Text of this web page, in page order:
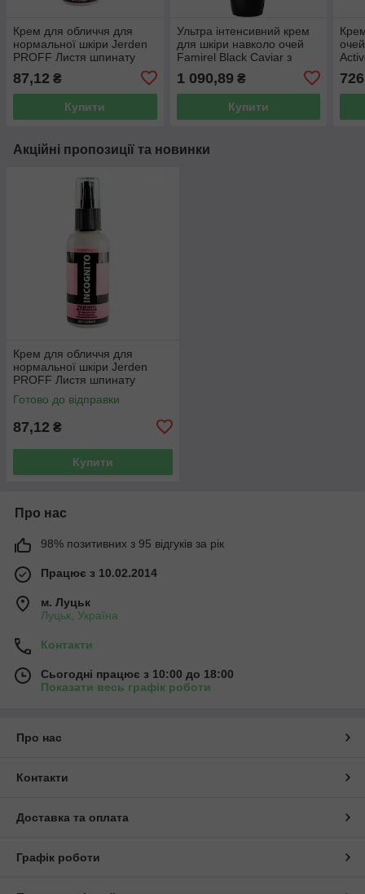
Крем для обличчя для
нормальної шкіри Jerden
PROFF Листя шпинату
87,12 ₴
Купити
Ультра інтенсивний крем
для шкіри навколо очей
Famirel Black Caviar з
екстрактом чорної ікри 40
мл
1 090,89₴
Купити
Акційні пропозиції та новинки
Крем для обличчя для
нормальної шкіри Jerden
PROFF Листя шпинату
Incognito 50 мл
Готово до відправки
87,12 ₴
Купити
Про нас
98% позитивних з 95 відгуків за рік
Працює з 10.02.2014
м. Луцьк
Луцьк, Україна
Контакти
Сьогодні працює з 10:00 до 18:00
Показати весь графік роботи
Про нас
Контакти
Доставка та оплата
Графік роботи